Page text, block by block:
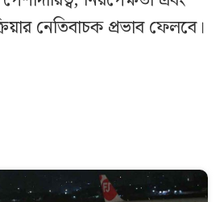
নেতিবাচক প্রভাব ফেলবে।